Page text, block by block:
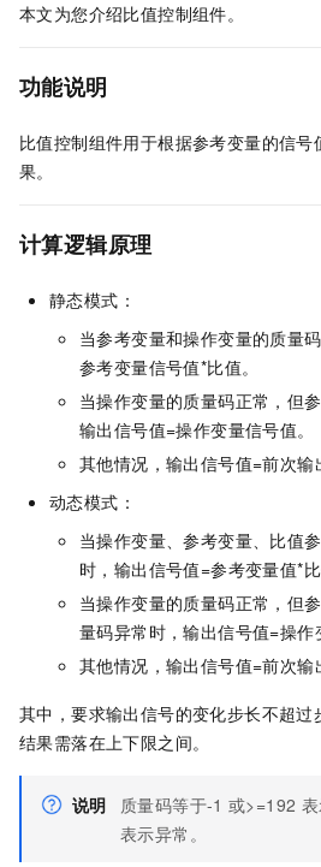
本文为您介绍比值控制组件。
功能说明
比值控制组件用于根据参考变量的信
果。
计算逻辑原理
静态模式：
当参考变量和操作变量的质量
参考变量信号值*比值。
当操作变量的质量码正常，但
输出信号值=操作变量信号值。
其他情况，输出信号值=前次输
动态模式：
当操作变量、参考变量、比值
时，输出信号值=参考变量值*比
当操作变量的质量码正常，但
量码异常时，输出信号值=操作
其他情况，输出信号值=前次输
其中，要求输出信号的变化步长不超过
结果需落在上下限之间。
说明 质量码等于-1 或>=192
表示异常。